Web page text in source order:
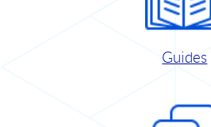
Guides